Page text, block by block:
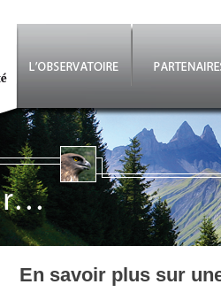
En savoir plus sur